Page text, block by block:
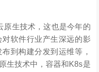
原生技术，这也是今年的
软件行业产生深远的影
到构建分发到运维等，
生技术中，容器和K8s是